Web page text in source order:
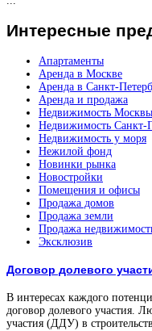
Интересные
Апартаменты
Аренда в Москве
Аренда в Санкт-
Аренда и продажа
Недвижимость Москвы
Недвижимость Санкт-
Недвижимость у моря
Нежилой фонд
Новинки рынка
Новостройки
Помещения и офисы
Продажа домов
Продажа земли
Продажа
Эксклюзив
Договор долевого
В интересах каждого
договор долевого участия.
участия (ДДУ) в